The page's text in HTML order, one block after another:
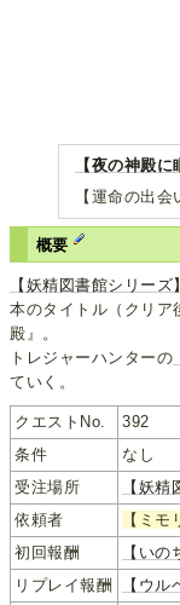
【夜の神殿に
【運命の出会
概要
【妖精図書館シリーズ】
本のタイトル（クリア
殿』。
トレジャーハンターの
ていく。
クエストNo.
392
条件
なし
受注場所
【妖精
依頼者
【ミモ
初回報酬
【いの
リプレイ報酬
【ウル